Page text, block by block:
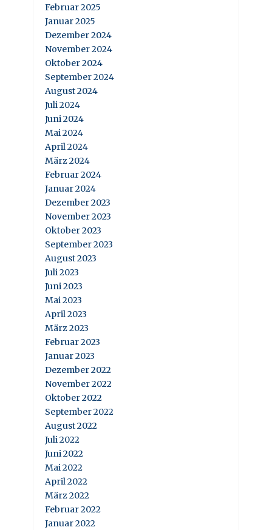
Februar 2025
Januar 2025
Dezember 2024
November 2024
Oktober 2024
September 2024
August 2024
Juli 2024
Juni 2024
Mai 2024
April 2024
März 2024
Februar 2024
Januar 2024
Dezember 2023
November 2023
Oktober 2023
September 2023
August 2023
Juli 2023
Juni 2023
Mai 2023
April 2023
März 2023
Februar 2023
Januar 2023
Dezember 2022
November 2022
Oktober 2022
September 2022
August 2022
Juli 2022
Juni 2022
Mai 2022
April 2022
März 2022
Februar 2022
Januar 2022